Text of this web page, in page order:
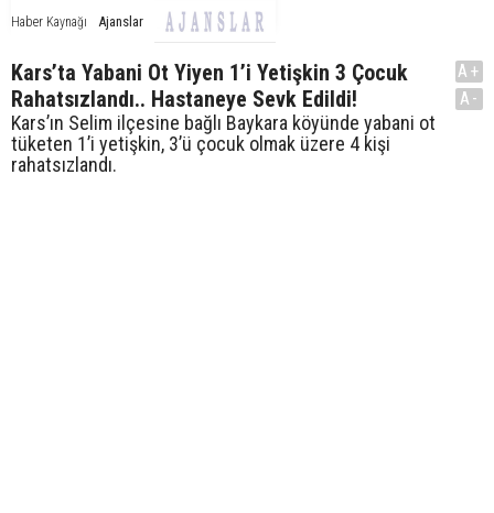
Haber Kaynağı Ajanslar
Kars’ta Yabani Ot Yiyen 1’i Yetişkin 3 Çocuk
Rahatsızlandı.. Hastaneye Sevk Edildi!
Kars’ın Selim ilçesine bağlı Baykara köyünde yabani ot
tüketen 1’i yetişkin, 3’ü çocuk olmak üzere 4 kişi
rahatsızlandı.
A+
A-